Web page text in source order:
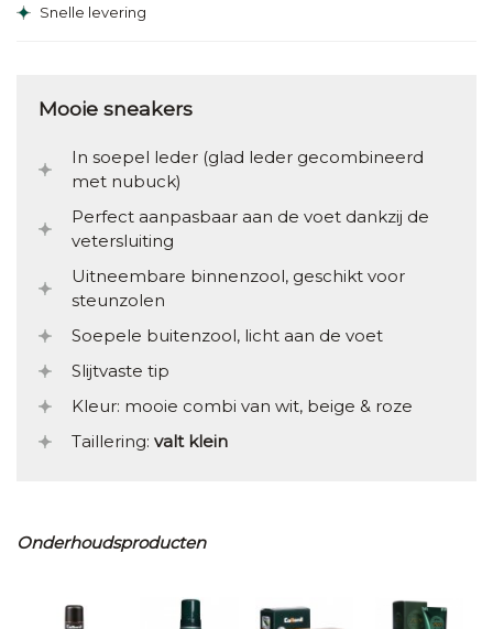
Snelle levering
Mooie sneakers
In soepel leder (glad leder gecombineerd
met nubuck)
Perfect aanpasbaar aan de voet dankzij de
vetersluiting
Uitneembare binnenzool, geschikt voor
steunzolen
Soepele buitenzool, licht aan de voet
Slijtvaste tip
Kleur: mooie combi van wit, beige & roze
Taillering: valt klein
Onderhoudsproducten